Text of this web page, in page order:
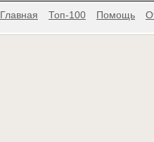
Главная Топ-100 Помощь